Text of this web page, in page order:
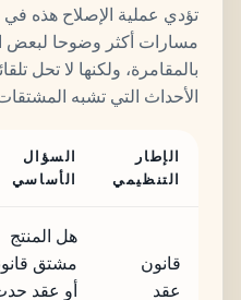
تؤدي عملية الإصلاح هذه
مسارات أكثر وضوحا لبعض
بالمقامرة، ولكنها لا تحل
الأحداث التي تشبه
الإطار
التنظيمي
السؤال
الأساسي
قانون
عقد
هل المنتج
مشتق
أو عقد